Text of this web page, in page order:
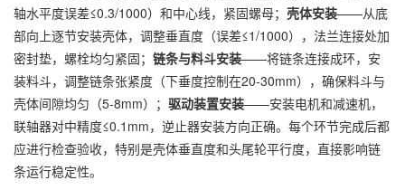
轴水平度误差≤0.3/1000）和中心线，紧固螺母； 壳体安装——从底
部向上逐节安装壳体，调整垂直度（误差≤1/1000），法兰连接处加
密封垫，螺栓均匀紧固； 链条与料斗安装——将链条连接成环，安
装料斗，调整链条张紧度（下垂度控制在20-30mm），确保料斗与
壳体间隙均匀（5-8mm）； 驱动装置安装——安装电机和减速机，
联轴器对中精度≤0.1mm，逆止器安装方向正确。每个环节完成后都
应进行检查验收，特别是壳体垂直度和头尾轮平行度，直接影响链
条运行稳定性。